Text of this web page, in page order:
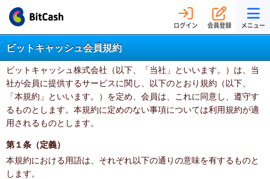
ログイン 会員登録 メニュー
ビットキャッシュ会員規約
ビットキャッシュ株式会社（以下、「当社」といいます。）は、当
社が会員に提供するサービスに関し、以下のとおり規約（以下、
「本規約」といいます。）を定め、会員は、これに同意し、遵守す
るものとします。本規約に定めのない事項については利用規約が適
用されるものとします。
第１条（定義）
本規約における用語は、それぞれ以下の通りの意味を有するものと
します。